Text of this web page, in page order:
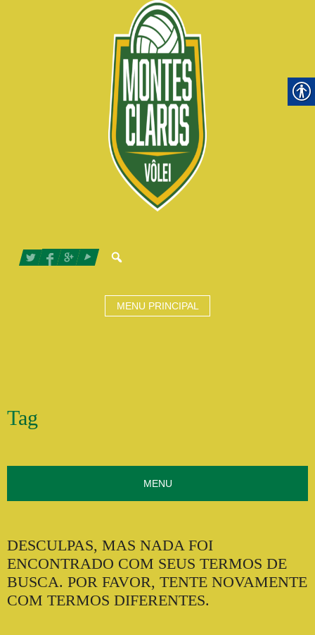
MENU PRINCIPAL
Tag
MENU
DESCULPAS, MAS NADA FOI
ENCONTRADO COM SEUS TERMOS DE
BUSCA. POR FAVOR, TENTE NOVAMENTE
COM TERMOS DIFERENTES.